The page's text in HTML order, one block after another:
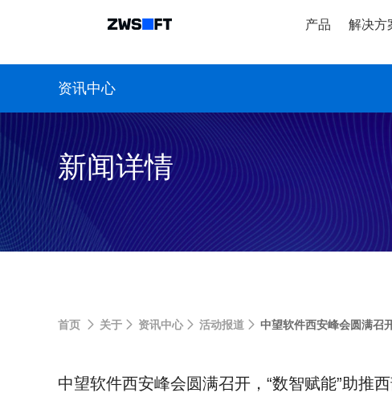
产品 解决方
新闻详情
资讯中心
首页 关于 资讯中心 活动报道 中望软件西安峰会圆满召
中望软件西安峰会圆满召开，“数智赋能”助推